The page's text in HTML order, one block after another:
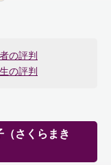
の評判
の評判
（さくらまき